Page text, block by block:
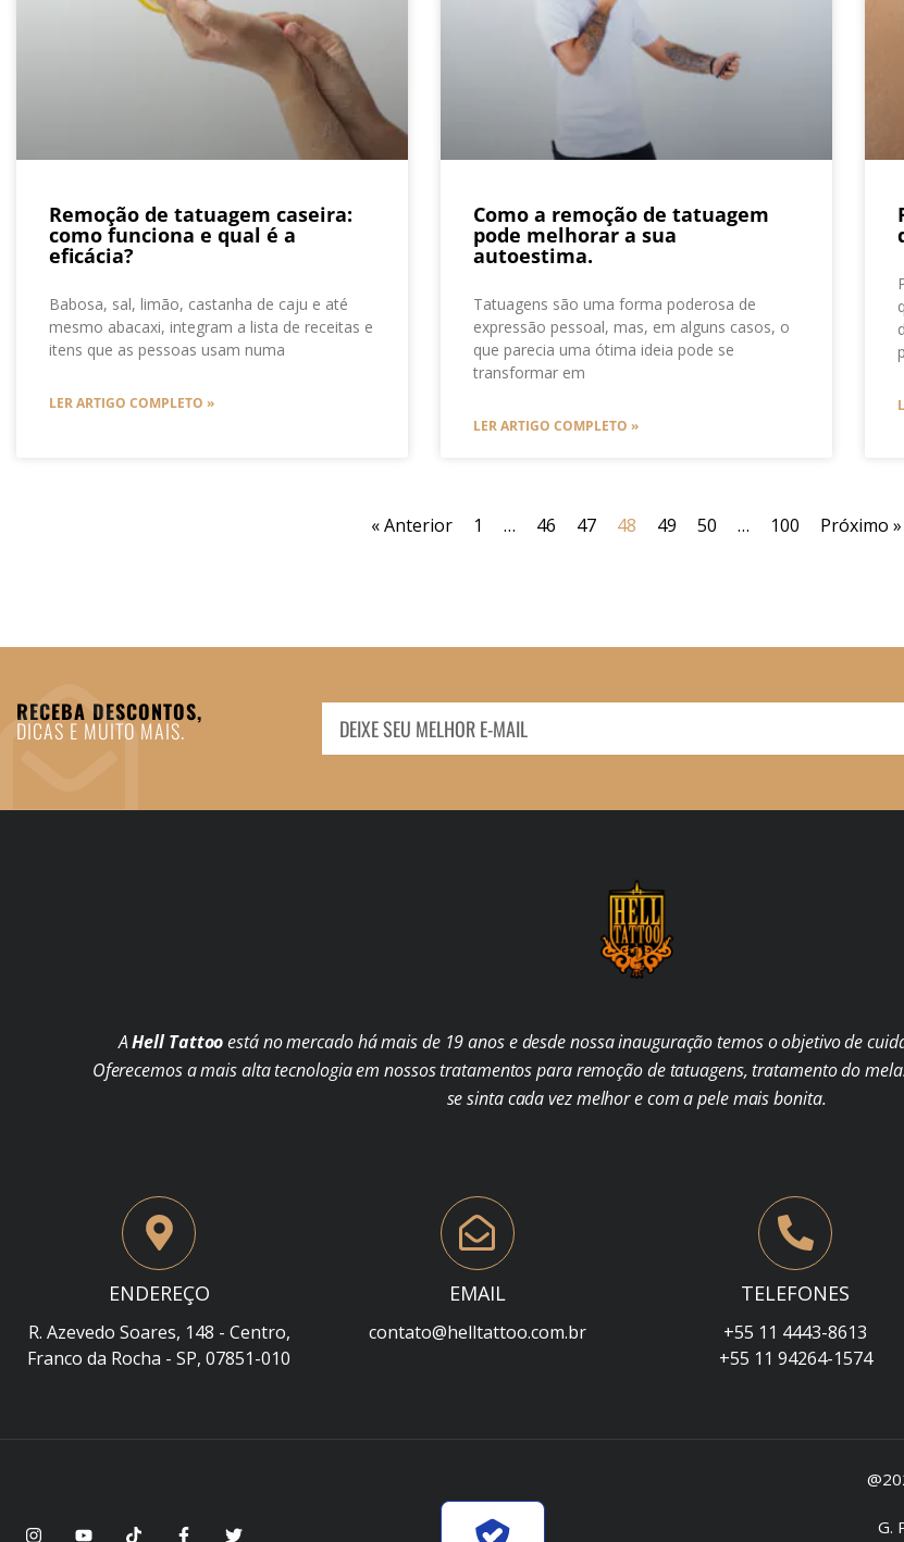
Remoção de tatuagem caseira:
como funciona e qual é a
eficácia?
Babosa, sal, limão, castanha de caju e até
mesmo abacaxi, integram a lista de receitas e
itens que as pessoas usam numa
LER ARTIGO COMPLETO »
Como a remoção de tatuagem
pode melhorar a sua
autoestima.
Tatuagens são uma forma poderosa de
expressão pessoal, mas, em alguns casos, o
que parecia uma ótima ideia pode se
transformar em
LER ARTIGO COMPLETO »
« Anterior 1 … 46 47 48 49 50 … 100 Próximo »
RECEBA DESCONTOS,
DICAS E MUITO MAIS.
AHell Tattooestá no mercado há mais de 19 anos e desde nossa inauguração temos o objetivo de
Oferecemos a mais alta tecnologia em nossos tratamentos para remoção de tatuagens, tratamento do
se sinta cada vez melhor e com a pele mais bonita.
ENDEREÇO
R. Azevedo Soares, 148 - Centro,
Franco da Rocha - SP, 07851-010
EMAIL
contato@helltattoo.com.br
TELEFONES
+55 11 4443-8613
+55 11 94264-1574
G.